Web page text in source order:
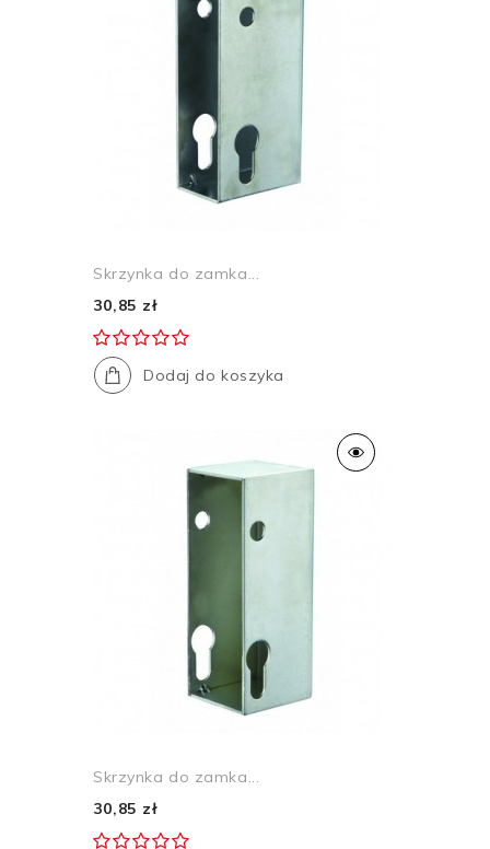
Skrzynka do zamka...
30,85 zł
Dodaj do koszyka
Skrzynka do zamka...
30,85 zł